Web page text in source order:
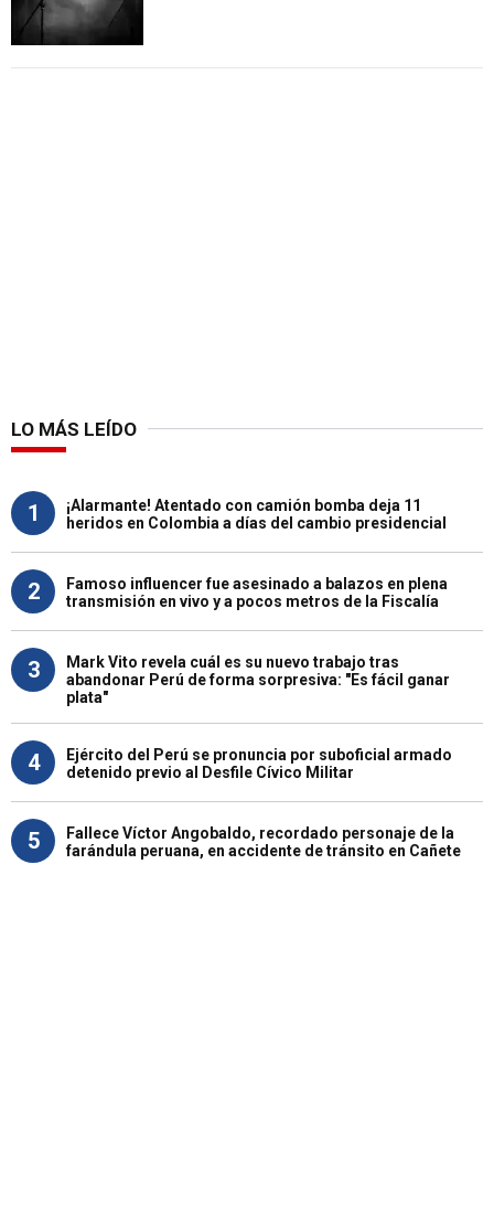
LO MÁS LEÍDO
1
¡Alarmante! Atentado con camión bomba deja 11
heridos en Colombia a días del cambio presidencial
2
Famoso influencer fue asesinado a balazos en plena
transmisión en vivo y a pocos metros de la Fiscalía
3
Mark Vito revela cuál es su nuevo trabajo tras
abandonar Perú de forma sorpresiva: "Es fácil ganar
plata"
4
Ejército del Perú se pronuncia por suboficial armado
detenido previo al Desfile Cívico Militar
5
Fallece Víctor Angobaldo, recordado personaje de la
farándula peruana, en accidente de tránsito en Cañete